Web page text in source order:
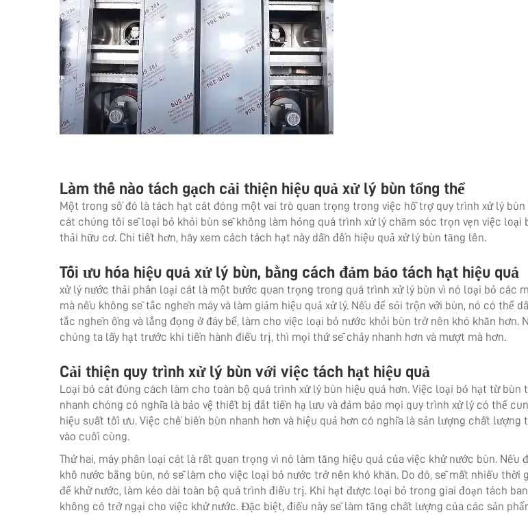
Làm thế nào tách gạch cải thiện hiệu quả xử lý bùn tổng thể
Một trong số đó là tách hạt cát đóng một vai trò quan trọng trong việc hỗ trợ quy trình xử lý bùn
cát chúng tôi sẽ loại bỏ khỏi bùn sẽ không làm hỏng quá trình xử lý chăm sóc trọn vẹn việc loại
thải hữu cơ. Chi tiết hơn, hãy xem cách tách hạt này dẫn đến hiệu quả xử lý bùn tăng lên.
Tối ưu hóa hiệu quả xử lý bùn, bằng cách đảm bảo tách hạt hiệu quả
xử lý nước thải phân loại cát là một bước quan trọng trong quá trình xử lý bùn vì nó loại bỏ các
mà nếu không sẽ tắc nghẽn máy và làm giảm hiệu quả xử lý. Nếu để sỏi trộn với bùn, nó có thể
tắc nghẽn ống và lắng đọng ở đáy bể, làm cho việc loại bỏ nước khỏi bùn trở nên khó khăn hơn.
chúng ta lấy hạt trước khi tiến hành điều trị, thì mọi thứ sẽ chảy nhanh hơn và mượt mà hơn.
Cải thiện quy trình xử lý bùn với việc tách hạt hiệu quả
Loại bỏ cát đúng cách làm cho toàn bộ quá trình xử lý bùn hiệu quả hơn. Việc loại bỏ hạt từ bùn
nhanh chóng có nghĩa là bảo vệ thiết bị đắt tiền hạ lưu và đảm bảo mọi quy trình xử lý có thể
hiệu suất tối ưu. Việc chế biến bùn nhanh hơn và hiệu quả hơn có nghĩa là sản lượng chất lượng
vào cuối cùng.
Thứ hai, máy phân loại cát là rất quan trọng vì nó làm tăng hiệu quả của việc khử nước bùn. Nếu
khô nước bằng bùn, nó sẽ làm cho việc loại bỏ nước trở nên khó khăn. Do đó, sẽ mất nhiều thời
để khử nước, làm kéo dài toàn bộ quá trình điều trị. Khi hạt được loại bỏ trong giai đoạn tách
không có trở ngại cho việc khử nước. Đặc biệt, điều này sẽ làm tăng chất lượng của các sản